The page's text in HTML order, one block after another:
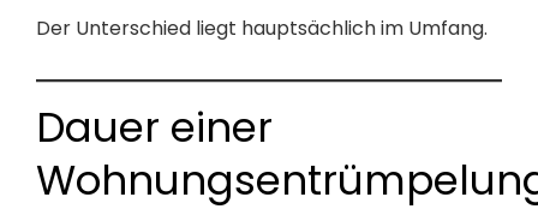
Der Unterschied liegt hauptsächlich im Umfang.
Dauer einer